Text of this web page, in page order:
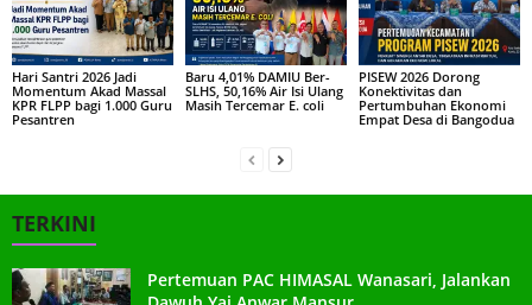
Hari Santri 2026 Jadi
Momentum Akad Massal
KPR FLPP bagi 1.000 Guru
Pesantren
Baru 4,01% DAMIU Ber-
SLHS, 50,16% Air Isi Ulang
Masih Tercemar E. coli
PISEW 2026 Dorong
Konektivitas dan
Pertumbuhan Ekonomi
Empat Desa di Bangodua
TERKINI
Pertemuan PAC HIMASAL Wanasari, Jalankan